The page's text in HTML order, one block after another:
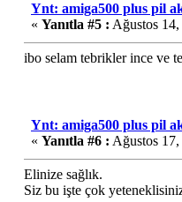
Ynt: amiga500 plus pil
« Yanıtla #5 : Ağustos
ibo selam tebrikler ince ve
Ynt: amiga500 plus pil
« Yanıtla #6 : Ağustos
Elinize sağlık.
Siz bu işte çok